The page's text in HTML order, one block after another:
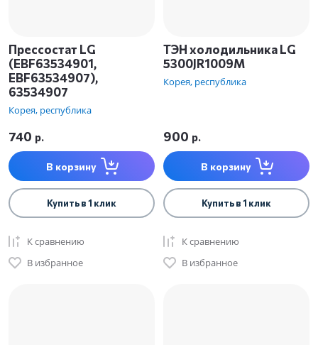
Прессостат LG
(EBF63534901,
EBF63534907),
63534907
Корея, республика
740 р.
В корзину
Купить в 1 клик
К сравнению
В избранное
ТЭН холодильника LG
5300JR1009M
Корея, республика
900 р.
В корзину
Купить в 1 клик
К сравнению
В избранное